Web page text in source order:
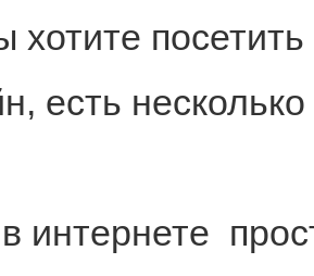
хотите
есть
интернете